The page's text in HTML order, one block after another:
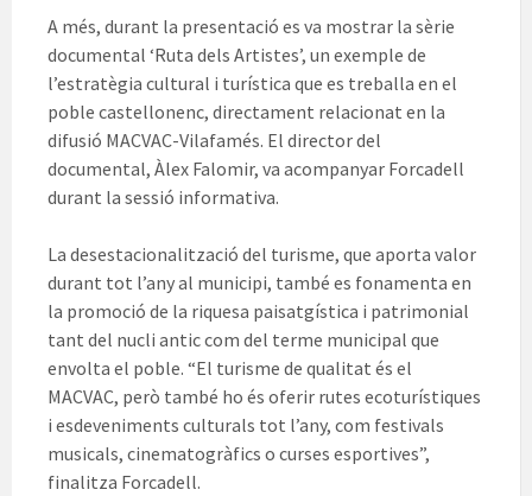
A més, durant la presentació es va mostrar la sèrie
documental ‘Ruta dels Artistes’, un exemple de
l’estratègia cultural i turística que es treballa en el
poble castellonenc, directament relacionat en la
difusió MACVAC-Vilafamés. El director del
documental, Àlex Falomir, va acompanyar Forcadell
durant la sessió informativa.
La desestacionalització del turisme, que aporta valor
durant tot l’any al municipi, també es fonamenta en
la promoció de la riquesa paisatgística i patrimonial
tant del nucli antic com del terme municipal que
envolta el poble. “El turisme de qualitat és el
MACVAC, però també ho és oferir rutes ecoturístiques
i esdeveniments culturals tot l’any, com festivals
musicals, cinematogràfics o curses esportives”,
finalitza Forcadell.